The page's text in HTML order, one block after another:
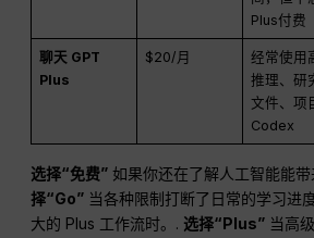
Plus付费
聊天 GPT
Plus
$20/月
经常使用
推理、研
文件、项
Codex
选择“免费” 如果你还在了解人工智能能
择“Go” 当各种限制打断了日常的学习进
大的 Plus 工作流时。. 选择“Plus” 当高